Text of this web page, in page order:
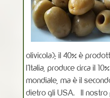
olivicola); il 40% è
l’Italia, produce circa il
mondiale, ma è il
dietro gli USA. Il nostro